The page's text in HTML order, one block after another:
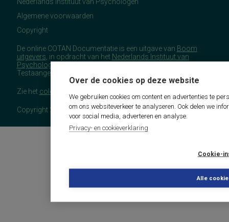
Over de cookies op deze website
We gebruiken cookies om content en advertenties te
om ons websiteverkeer te analyseren. Ook delen we
voor social media, adverteren en analyse.
Privacy- en cookieverklaring
Cookie-
Alle
Algemene voorwaarden
Copyright
De online COTAN Documentatie is een uitgave van Boom
uitgevers , in opdracht van het Nederlands Instituut van
Psychologen(NIP), namens de Commissie
Testaangelegenheden Nederland (COTAN).
Zie het colofon
Copyright 2026 - COTAN Documentatie